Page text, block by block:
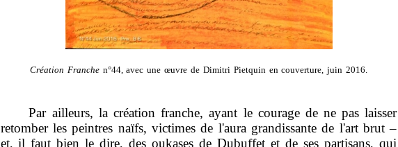
Création Franchen°44, avec une œuvre de Dimitri Pietquin en couverture, juin 2016.
Par ailleurs, la création franche, ayant le courage de ne pas laisser
retomber les peintres naïfs, victimes de l'aura grandissante de l'art brut –
et, il faut bien le dire, des oukases de Dubuffet et de ses partisans, qui